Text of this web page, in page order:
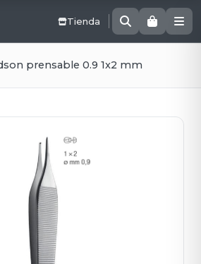
Tienda
prensable 0.9 1x2 mm